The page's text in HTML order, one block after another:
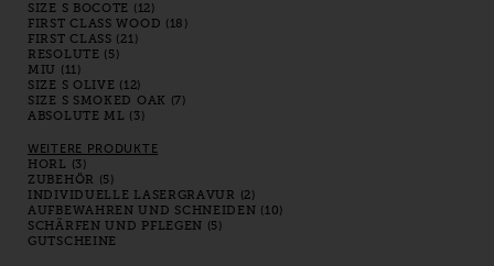
SIZE S BOCOTE (12)
FIRST CLASS WOOD (18)
FIRST CLASS (21)
RESOLUTE (5)
MIU (11)
SIZE S OLIVE (12)
SIZE S SMOKED OAK (7)
ABSOLUTE ML (3)
WEITERE PRODUKTE
HORL (3)
ZUBEHÖR (5)
INDIVIDUELLE LASERGRAVUR (2)
AUFBEWAHREN UND SCHNEIDEN (10)
SCHÄRFEN UND PFLEGEN (5)
GUTSCHEINE